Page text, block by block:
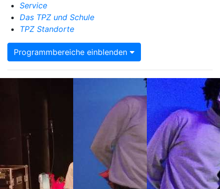
Service
Das TPZ und Schule
TPZ Standorte
Programmbereiche einblenden